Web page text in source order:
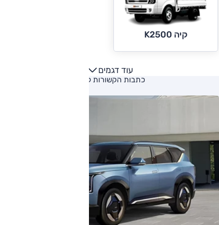
קיה K2500
עוד דגמים
כתבות הקשורות ליצרן